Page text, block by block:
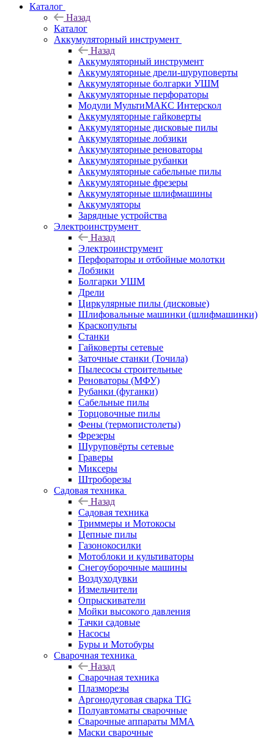
Каталог
Назад
Каталог
Аккумуляторный инструмент
Назад
Аккумуляторный инструмент
Аккумуляторные дрели-шуруповерты
Аккумуляторные болгарки УШМ
Аккумуляторные перфораторы
Модули МультиМАКС Интерскол
Аккумуляторные гайковерты
Аккумуляторные дисковые пилы
Аккумуляторные лобзики
Аккумуляторные реноваторы
Аккумуляторные рубанки
Аккумуляторные сабельные пилы
Аккумуляторные фрезеры
Аккумуляторные шлифмашины
Аккумуляторы
Зарядные устройства
Электроинструмент
Назад
Электроинструмент
Перфораторы и отбойные молотки
Лобзики
Болгарки УШМ
Дрели
Циркулярные пилы (дисковые)
Шлифовальные машинки (шлифмашинки)
Краскопульты
Станки
Гайковерты сетевые
Заточные станки (Точила)
Пылесосы строительные
Реноваторы (МФУ)
Рубанки (фуганки)
Сабельные пилы
Торцовочные пилы
Фены (термопистолеты)
Фрезеры
Шуруповёрты сетевые
Граверы
Миксеры
Штроборезы
Садовая техника
Назад
Садовая техника
Триммеры и Мотокосы
Цепные пилы
Газонокосилки
Мотоблоки и культиваторы
Снегоуборочные машины
Воздуходувки
Измельчители
Опрыскиватели
Мойки высокого давления
Тачки садовые
Насосы
Буры и Мотобуры
Сварочная техника
Назад
Сварочная техника
Плазморезы
Аргонодуговая сварка TIG
Полуавтоматы сварочные
Сварочные аппараты ММА
Маски сварочные